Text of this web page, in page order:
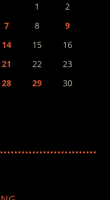
1
2
7 8
9
14 15
16
21 22
23
28 29
30